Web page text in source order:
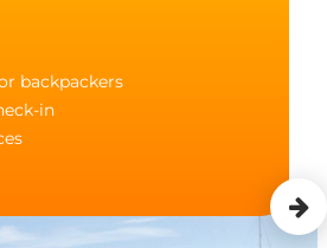
backpackers
in